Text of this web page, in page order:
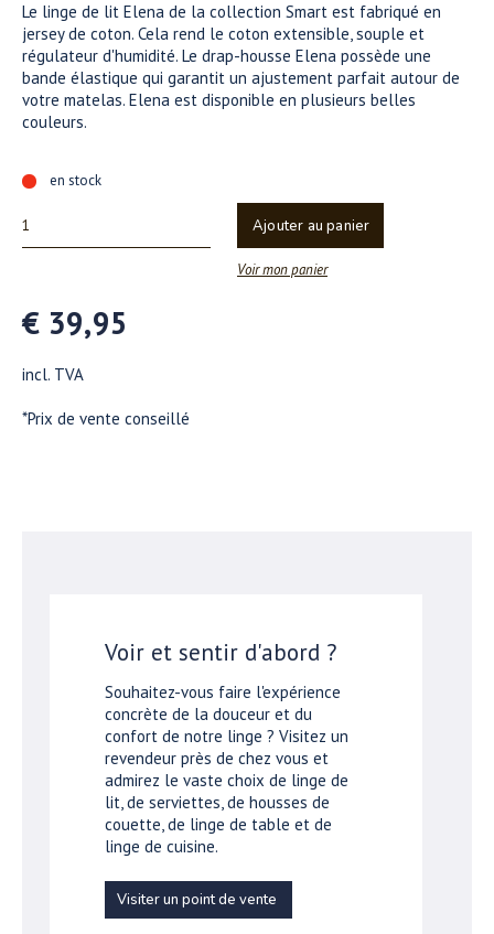
Le linge de lit Elena de la collection Smart est fabriqué en
jersey de coton. Cela rend le coton extensible, souple et
régulateur d'humidité. Le drap-housse Elena possède une
bande élastique qui garantit un ajustement parfait autour de
votre matelas. Elena est disponible en plusieurs belles
couleurs.
en stock
Ajouter au panier
Voir mon panier
€ 39,95
incl. TVA
*Prix de vente conseillé
Voir et sentir d'abord ?
Souhaitez-vous faire l'expérience
concrète de la douceur et du
confort de notre linge ? Visitez un
revendeur près de chez vous et
admirez le vaste choix de linge de
lit, de serviettes, de housses de
couette, de linge de table et de
linge de cuisine.
Visiter un point de vente